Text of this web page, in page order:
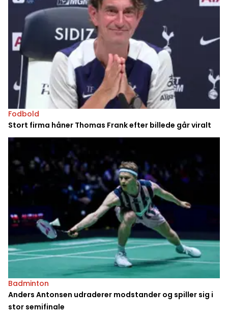
Fodbold
Stort firma håner Thomas Frank efter billede går viralt
Badminton
Anders Antonsen udraderer modstander og spiller sig i
stor semifinale